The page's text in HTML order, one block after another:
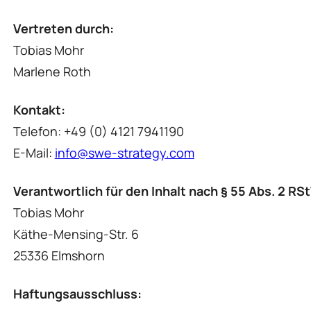
Vertreten durch:
Tobias Mohr
Marlene Roth
Kontakt:
Telefon: +49 (0) 4121 7941190
E-Mail: info@swe-strategy.com
Verantwortlich für den Inhalt nach § 55 Abs. 2
Tobias Mohr
Käthe-Mensing-Str. 6
25336 Elmshorn
Haftungsausschluss: